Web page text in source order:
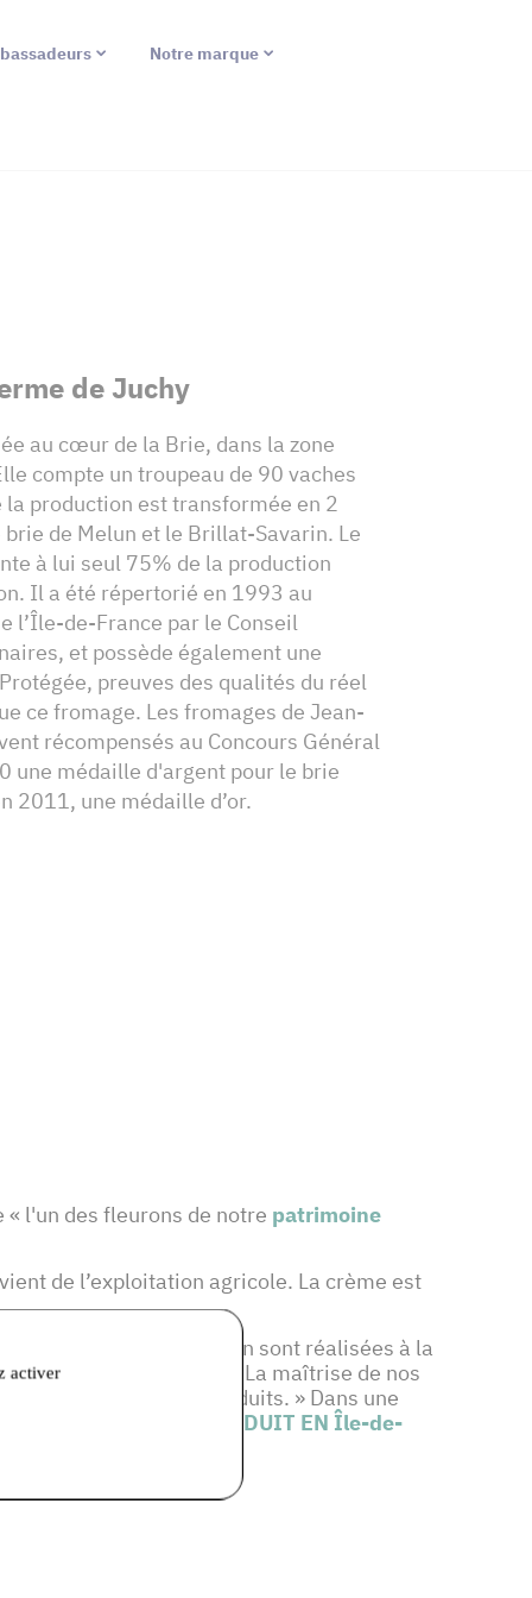
Notre marque
de Juchy
au cœur de la Brie, dans la zone
compte un troupeau de 90 vaches
production est transformée en 2
de Melun et le Brillat-Savarin. Le
à lui seul 75% de la production
Il a été répertorié en 1993 au
l’Île-de-France par le Conseil
et possède également une
preuves des qualités du réel
ce fromage. Les fromages de Jean-
récompensés au Concours Général
une médaille d'argent pour le brie
2011, une médaille d’or.
« l'un des fleurons de notre patrimoine
de l’exploitation agricole. La crème est
les étapes de fabrication sont réalisées à la
avec du lait cru. La maîtrise de nos
la qualité de nos produits. » Dans une
PRODUIT EN Île-de-
activer